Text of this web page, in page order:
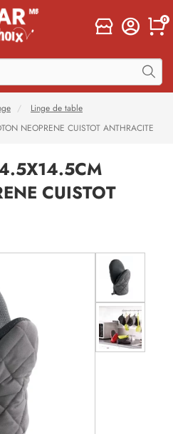
0
Linge de table
NEOPRENE CUISTOT ANTHRACITE
CUISTOT